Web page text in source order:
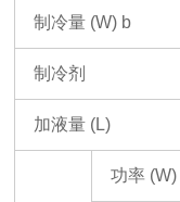
制冷量 (W) b
制冷剂
加液量 (L)
功率 (W)